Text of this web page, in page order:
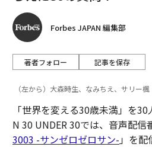
Forbes JAPAN 編集部
著者フォロー 記事を保存
（左から）大森時生、なみちえ、サリー楓
「世界を変える30歳未満」を
N 30 UNDER 30では、音声配信
3003 -サンゼロゼロサン-」を配